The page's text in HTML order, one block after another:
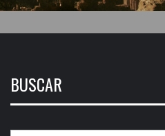
BUSCAR